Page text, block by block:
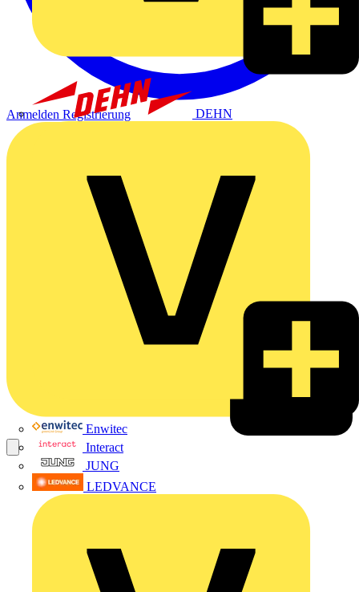
DEHN
Enwitec
Interact
JUNG
LEDVANCE
Anmelden Registrierung